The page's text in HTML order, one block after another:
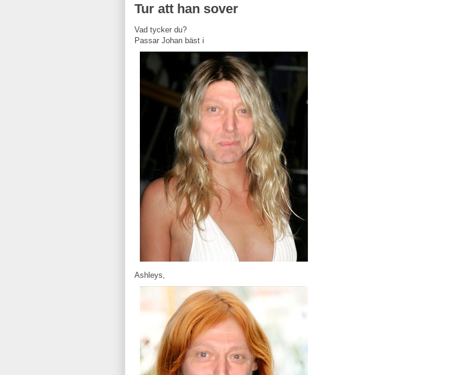
Tur att han sover
Vad tycker du?
Passar Johan bäst i
Ashleys,